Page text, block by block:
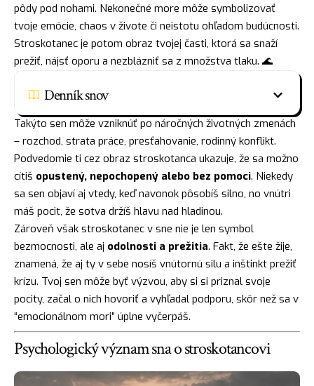
pôdy pod nohami. Nekonečné more môže symbolizovať
tvoje emócie, chaos v živote či neistotu ohľadom budúcnosti.
Stroskotanec je potom obraz tvojej časti, ktorá sa snaží
prežiť, nájsť oporu a nezblázniť sa z množstva tlaku. 🌊
Denník snov
Takýto sen môže vzniknúť po náročných životných zmenách
– rozchod, strata práce, presťahovanie, rodinný konflikt.
Podvedomie ti cez obraz stroskotanca ukazuje, že sa možno
cítiš opustený, nepochopený alebo bez pomoci. Niekedy
sa sen objaví aj vtedy, keď navonok pôsobíš silno, no vnútri
máš pocit, že sotva držíš hlavu nad hladinou.
Zároveň však stroskotanec v sne nie je len symbol
bezmocnosti, ale aj odolnosti a prežitia. Fakt, že ešte žije,
znamená, že aj ty v sebe nosíš vnútornú silu a inštinkt prežiť
krízu. Tvoj sen môže byť výzvou, aby si si priznal svoje
pocity, začal o nich hovoriť a vyhľadal podporu, skôr než sa v
“emocionálnom mori” úplne vyčerpáš.
Psychologický význam sna o stroskotancovi